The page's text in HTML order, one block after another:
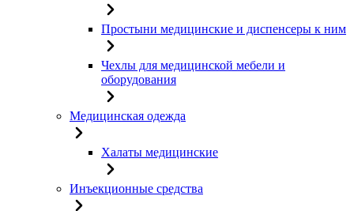
Простыни медицинские и диспенсеры к ним
Чехлы для медицинской мебели и
оборудования
Медицинская одежда
Халаты медицинские
Инъекционные средства